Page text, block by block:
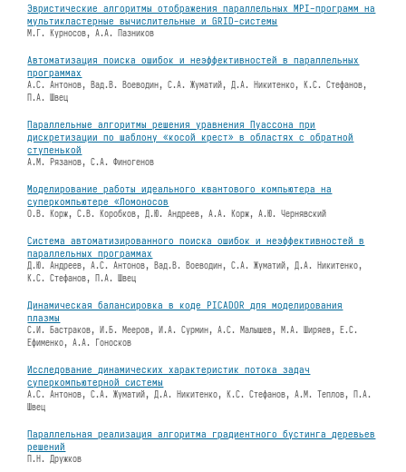
Эвристические алгоритмы отображения параллельных MPI-программ на
мультикластерные вычислительные и GRID-системы
М.Г. Курносов, А.А. Пазников
Автоматизация поиска ошибок и неэффективностей в параллельных
программах
А.С. Антонов, Вад.В. Воеводин, С.А. Жуматий, Д.А. Никитенко, К.С. Стефанов,
П.А. Швец
Параллельные алгоритмы решения уравнения Пуассона при
дискретизации по шаблону «косой крест» в областях с обратной
ступенькой
А.М. Рязанов, С.А. Финогенов
Моделирование работы идеального квантового компьютера на
суперкомпьютере «Ломоносов
О.В. Корж, С.В. Коробков, Д.Ю. Андреев, А.А. Корж, А.Ю. Чернявский
Система автоматизированного поиска ошибок и неэффективностей в
параллельных программах
Д.Ю. Андреев, А.С. Антонов, Вад.В. Воеводин, С.А. Жуматий, Д.А. Никитенко,
К.С. Стефанов, П.А. Швец
Динамическая балансировка в коде PICADOR для моделирования
плазмы
С.И. Бастраков, И.Б. Мееров, И.А. Сурмин, А.С. Малышев, М.А. Ширяев, Е.С.
Ефименко, А.А. Гоносков
Исследование динамических характеристик потока задач
суперкомпьютерной системы
А.С. Антонов, С.А. Жуматий, Д.А. Никитенко, К.С. Стефанов, А.М. Теплов, П.А.
Швец
Параллельная реализация алгоритма градиентного бустинга деревьев
решений
П.Н. Дружков